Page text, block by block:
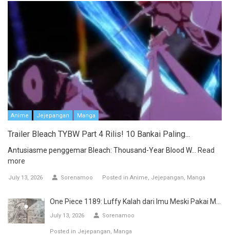
Anime Jejepangan Manga
Trailer Bleach TYBW Part 4 Rilis! 10 Bankai Paling...
Antusiasme penggemar Bleach: Thousand-Year Blood W... Read
more
July 13, 2026 Sorenamoo Posted in Anime Jejepangan Manga
One Piece 1189: Luffy Kalah dari Imu Meski Pakai M...
July 13, 2026 Sorenamoo
Posted in Jejepangan Manga